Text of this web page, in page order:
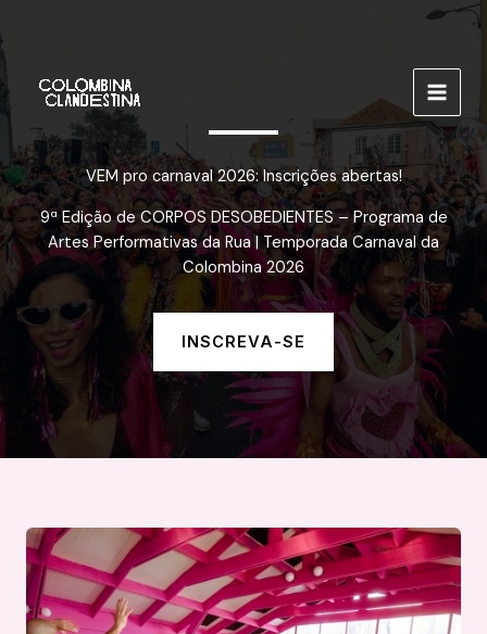
para
conteúdo
VEM pro carnaval 2026: Inscrições abertas!
9ª Edição de CORPOS DESOBEDIENTES – Programa de
Artes Performativas da Rua | Temporada Carnaval da
Colombina 2026
INSCREVA-SE